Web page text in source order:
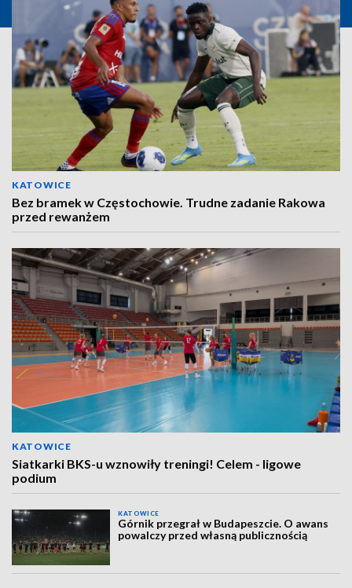
KATOWICE
Bez bramek w Częstochowie. Trudne zadanie Rakowa
przed rewanżem
KATOWICE
Siatkarki BKS-u wznowiły treningi! Celem - ligowe
podium
KATOWICE
Górnik przegrał w Budapeszcie. O awans
powalczy przed własną publicznością